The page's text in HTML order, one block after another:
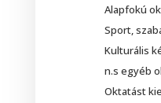
Alapfokú
Sport,
Kulturális
n.s egyéb
Oktatást